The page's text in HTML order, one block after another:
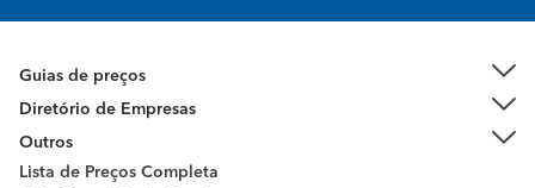
Guias de preços
Diretório de Empresas
Outros
Lista de Preços Completa